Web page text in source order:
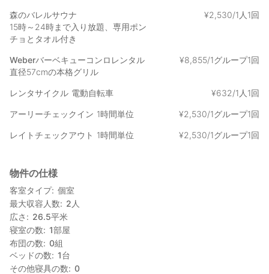
森のバレルサウナ
15時～24時まで入り放題、専用ポン
チョとタオル付き
¥2 ,530/1人1回
Weberバーベキューコンロレンタル
直径57cmの本格グリル
¥8,855/1グループ1回
レンタサイクル 電動自転車 ¥632/1人1回
アーリーチェックイン 1時間単位 ¥2 ,530/1グループ1回
レイトチェックアウト 1時間単位 ¥2 ,530/1グループ1回
物件の仕様
客室タイプ 個室
最大収容人数
2 人
広さ
26.5平米
寝室の数
1部屋
布団の数
0組
ベッドの数
1台
その他寝具の数
0